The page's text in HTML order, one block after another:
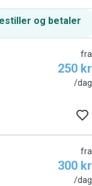
og betaler
fra
250 kr
/dag
fra
300 kr
/dag